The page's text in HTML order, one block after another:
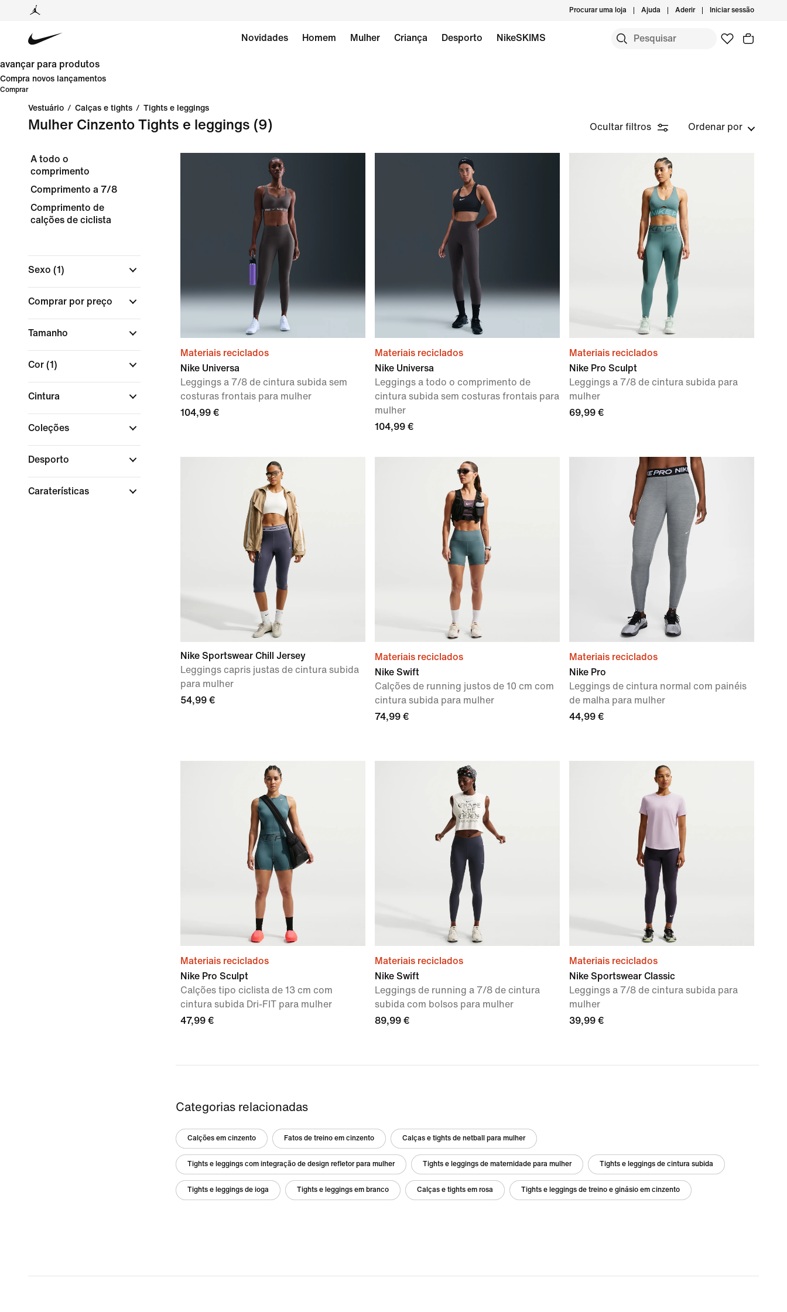
Procurar uma loja Ajuda Aderir Iniciar sessão
Novidades Homem Mulher Criança Desporto NikeSKIMS
avançar para produtos
Compra novos lançamentos
Comprar
Vestuário / Calças e tights / Tights e leggings
Mulher Cinzento Tights e leggings (9) Ocultar filtros Ordenar por
A todo o
comprimento
Comprimento a 7/8
Comprimento de
calções de ciclista
Sexo (1)
Comprar por preço
Tamanho
Cor (1)
Cintura
Coleções
Desporto
Caraterísticas
Materiais reciclados
Nike Universa
Leggings a 7/8 de cintura subida sem
costuras frontais para mulher
104,99 €
Materiais reciclados
Nike Universa
Leggings a todo o comprimento de
cintura subida sem costuras frontais para
mulher
104,99 €
Materiais reciclados
Nike Pro Sculpt
Leggings a 7/8 de cintura subida para
mulher
69,99 €
Nike Sportswear Chill Jersey
Leggings capris justas de cintura subida
para mulher
54,99 €
Materiais reciclados
Nike Swift
Calções de running justos de 10 cm com
cintura subida para mulher
74,99 €
Materiais reciclados
Nike Pro
Leggings de cintura normal com painéis
de malha para mulher
44,99 €
Materiais reciclados
Nike Pro Sculpt
Calções tipo ciclista de 13 cm com
cintura subida Dri-FIT para mulher
47,99 €
Materiais reciclados
Nike Swift
Leggings de running a 7/8 de cintura
subida com bolsos para mulher
89,99 €
Materiais reciclados
Nike Sportswear Classic
Leggings a 7/8 de cintura subida para
mulher
39,99 €
Categorias relacionadas
Calções em cinzento Fatos de treino em cinzento Calças e tights de netball para mulher
Tights e leggings com integração de design refletor para mulher Tights e leggings de maternidade para mulher Tights e leggings de cintura subida
Tights e leggings de ioga Tights e leggings em branco Calças e tights em rosa Tights e leggings de treino e ginásio em cinzento